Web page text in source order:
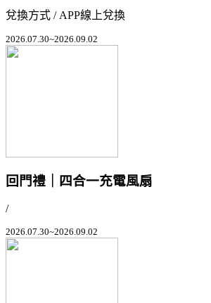
兌換方式 / APP線上兌換
2026.07.30~2026.09.02
回門禮｜四合一充電風扇
/
2026.07.30~2026.09.02